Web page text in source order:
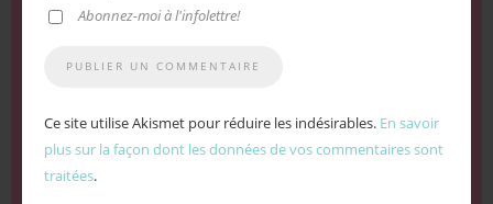
Abonnez-moi à l'infolettre!
Ce site utilise Akismet pour réduire les indésirables. En savoir
plus sur la façon dont les données de vos commentaires sont
traitées.